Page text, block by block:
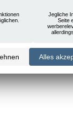
Jegliche
Seite
Alles